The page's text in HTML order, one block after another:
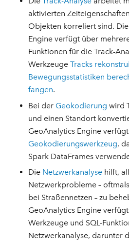
aktivierten
Objekten korreliert sind.
Engine verfügt über
Funktionen für die Track-
WerkzeugeTracks
Bewegungsstatistiken
fangen.
Bei der Geokodierung wird
und einen Standort
GeoAnalytics Engine
Geokodierungswerkzeug,
Spark DataFrames
Die Netzwerkanalyse hilft,
Netzwerkprobleme –
bei Straßennetzen – zu
GeoAnalytics Engine
Werkzeuge und SQL-
Netzwerkanalyse, darunter